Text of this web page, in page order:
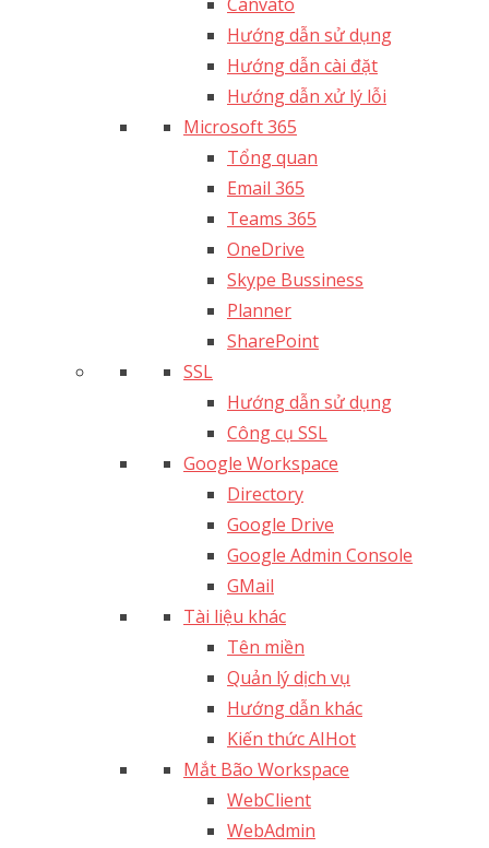
Hướng dẫn sử dụng
Hướng dẫn cài đặt
Hướng dẫn xử lý lỗi
Microsoft 365
Tổng quan
Email 365
Teams 365
OneDrive
Skype Bussiness
Planner
SharePoint
SSL
Hướng dẫn sử dụng
Công cụ SSL
Google Workspace
Directory
Google Drive
Google Admin Console
GMail
Tài liệu khác
Tên miền
Quản lý dịch vụ
Hướng dẫn khác
Kiến thức AIHot
Mắt Bão Workspace
WebClient
WebAdmin